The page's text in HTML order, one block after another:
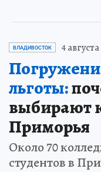
ВЛАДИВОСТОК 4 августа
льготы:
выбирают
Приморья
Около 70
студентов в